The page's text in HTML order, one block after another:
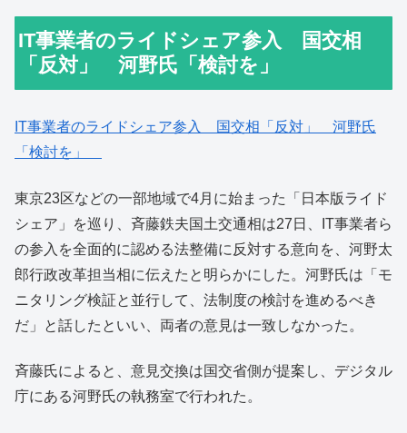
IT事業者のライドシェア参入 国交相
「反対」 河野氏「検討を」
IT事業者のライドシェア参入 国交相「反対」 河野氏
「検討を」
東京23区などの一部地域で4月に始まった「日本版ライド
シェア」を巡り、斉藤鉄夫国土交通相は27日、IT事業者ら
の参入を全面的に認める法整備に反対する意向を、河野太
郎行政改革担当相に伝えたと明らかにした。河野氏は「モ
ニタリング検証と並行して、法制度の検討を進めるべき
だ」と話したといい、両者の意見は一致しなかった。
斉藤氏によると、意見交換は国交省側が提案し、デジタル
庁にある河野氏の執務室で行われた。